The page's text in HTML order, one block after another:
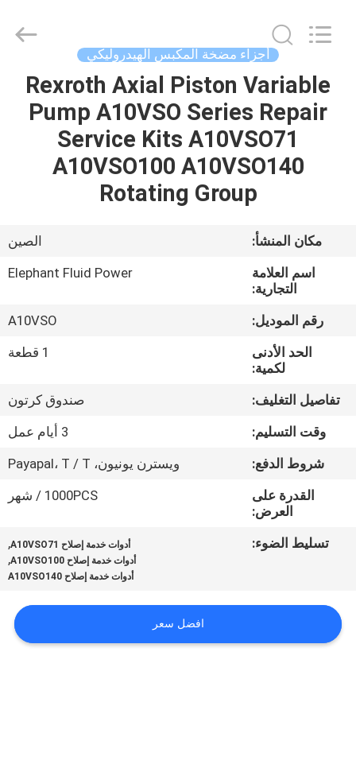
منزل،
بيت
منتجات
المعمل
مراقبة
الجودة
اتصل
أخبار
حالات
خريطة
Co.,Ltd.
أجزاء مضخة المكبس الهيدروليكي
Rexroth Axial Piston Variable
Pump A10VSO Series Repair
Service Kits A10VSO71
A10VSO100 A10VSO140
Rotating Group
مكان المنشأ:
الصين
اسم العلامة
التجارية:
Elephant Fluid Power
رقم الموديل:
A10VSO
الحد الأدنى
لكمية:
1 قطعة
تفاصيل التغليف:
صندوق كرتون
وقت التسليم:
3 أيام عمل
شروط الدفع:
ويسترن يونيون، Payapal، T / T
القدرة على
العرض:
1000PCS / شهر
تسليط الضوء: أدوات خدمة إصلاح A10VSO71 ,
أدوات خدمة إصلاح A10VSO100 ,
أدوات خدمة إصلاح A10VSO140
افضل سعر